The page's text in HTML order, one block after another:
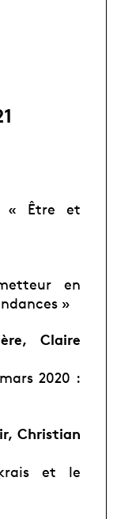
« Être et
en
»
Claire
2020 :
Christian
et le